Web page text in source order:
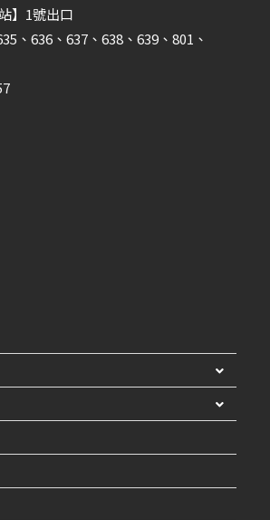
】 1號出口
、636、637、638、639、801、